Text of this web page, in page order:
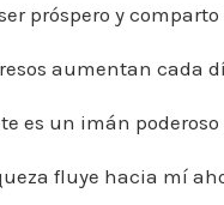
ser próspero y
aumentan
es un imán
fluye hacia mí